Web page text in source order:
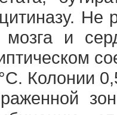
Не
мозга и
Колонии